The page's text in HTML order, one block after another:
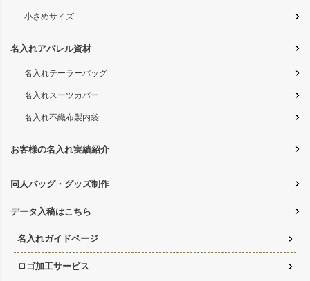
小さめサイズ
名入れアパレル資材
名入れテーラーバッグ
名入れスーツカバー
名入れ不織布製内袋
お客様の名入れ実績紹介
同人バッグ・グッズ制作
データ入稿はこちら
名入れガイドページ
ロゴ加工サービス